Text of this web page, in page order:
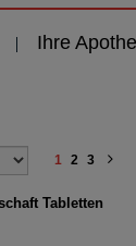
Ihre
1 2 3
Tabletten